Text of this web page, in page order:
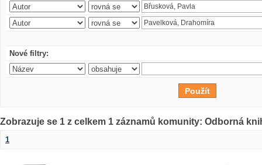
Nové filtry:
Zobrazuje se 1 z celkem 1 záznamů komunity: Odborná
1